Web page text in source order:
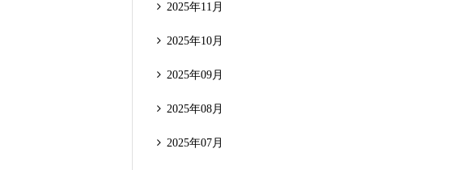
2025年11月
2025年10月
2025年09月
2025年08月
2025年07月